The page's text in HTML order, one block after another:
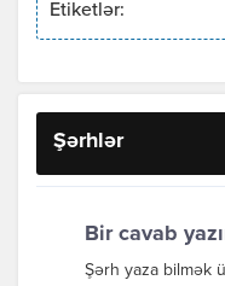
Etiketlər:
Şərhlər
Bir cavab
Şərh yaza bilmək